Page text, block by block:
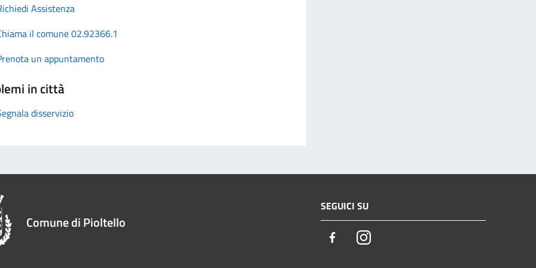
Assistenza
il comune 02.92366.1
un appuntamento
in città
disservizio
Comune di Pioltello
SEGUICI SU
FacebookInstagram